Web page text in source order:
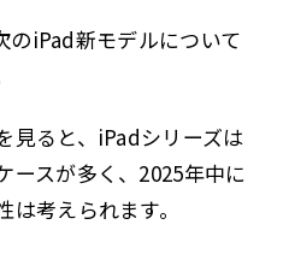
iPad新モデルについて
見ると、iPadシリーズは
ースが多く、2025年中に
考えられます。